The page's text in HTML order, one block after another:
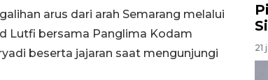
arus dari arah Semarang melalui
Lutfi bersama Panglima Kodam
beserta jajaran saat mengunjungi
21